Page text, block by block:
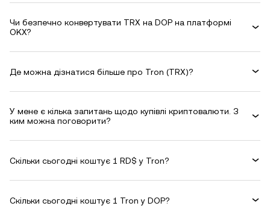
Чи безпечно конвертувати TRX на DOP на платформі
OKX?
Де можна дізнатися більше про Tron (TRX)?
У мене є кілька запитань щодо купівлі криптовалюти. З
ким можна поговорити?
Скільки сьогодні коштує 1 RD$ у Tron?
Скільки сьогодні коштує 1 Tron у DOP?